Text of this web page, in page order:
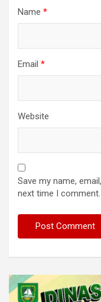
Name *
Email *
Website
Save my name,
next time I comment.